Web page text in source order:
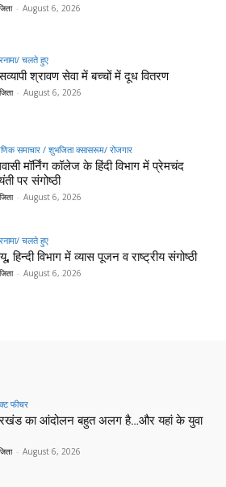
- August 6, 2026
चलते हुए
श्रावण सेवा में बच्चों में दूध वितरण
- August 6, 2026
समाचार / शुभजिता क्सासरूम/ रोजगार
मॉर्निंग कॉलेज के हिंदी विभाग में प्रेमचंद
पर संगोष्ठी
- August 6, 2026
चलते हुए
हिन्दी विभाग में व्यास पूजन व राष्ट्रीय संगोष्ठी
- August 6, 2026
फीचर
का आंदोलन बहुत अलग है…और यहां के युवा
- August 6, 2026